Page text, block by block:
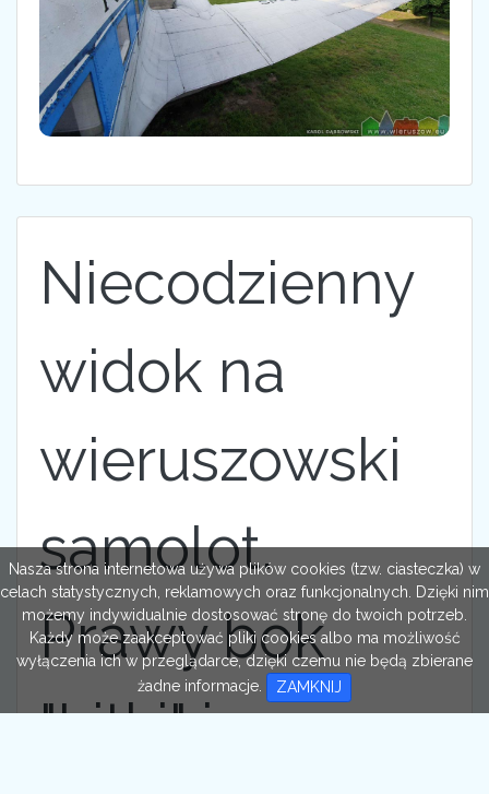
Niecodzienny
widok na
wieruszowski
samolot.
Prawy bok
"Litki" i
Nasza strona internetowa używa plików cookies (tzw. ciasteczka) w
celach statystycznych, reklamowych oraz funkcjonalnych. Dzięki nim
możemy indywidualnie dostosować stronę do twoich potrzeb.
Każdy może zaakceptować pliki cookies albo ma możliwość
wyłączenia ich w przeglądarce, dzięki czemu nie będą zbierane
żadne informacje.
ZAMKNIJ